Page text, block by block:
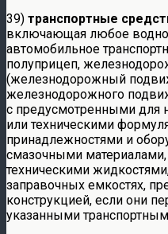
39) транспортные
включающая любое
автомобильное
полуприцеп,
(железнодорожный
железнодорожного
с предусмотренными для
или техническими
принадлежностями и
смазочными
техническими
заправочных емкостях,
конструкцией, если они
указанными